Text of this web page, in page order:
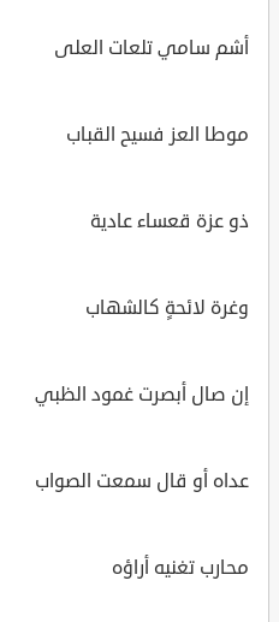
أشم سامي تلعات العلى
موطا العز فسيح القباب
ذو عزة قعساء عادية
وغرة لائحةٍ كالشهاب
إن صال أبصرت غمود الظبي
عداه أو قال سمعت الصواب
محارب تغنيه أراؤه